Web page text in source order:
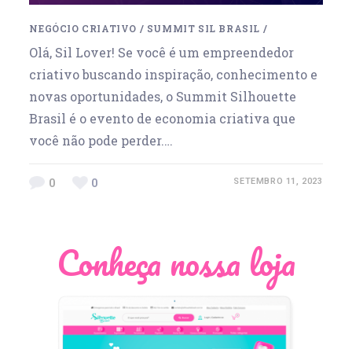
NEGÓCIO CRIATIVO / SUMMIT SIL BRASIL /
Olá, Sil Lover! Se você é um empreendedor
criativo buscando inspiração, conhecimento e
novas oportunidades, o Summit Silhouette
Brasil é o evento de economia criativa que
você não pode perder.…
0 0 SETEMBRO 11, 2023
Conheça nossa loja